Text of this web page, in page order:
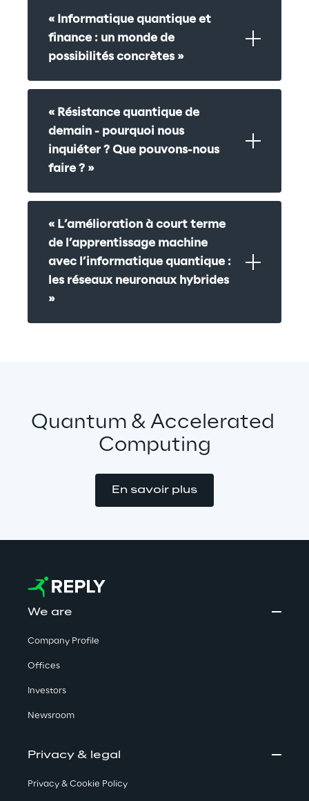
« Informatique quantique et
finance : un monde de
possibilités concrètes »
« Résistance quantique de
demain - pourquoi nous
inquiéter ? Que pouvons-nous
faire ? »
« L’amélioration à court terme
de l’apprentissage machine
avec l’informatique quantique :
les réseaux neuronaux hybrides
»
Quantum & Accelerated
Computing
En savoir plus
We are
Company Profile
Offices
Investors
Newsroom
Privacy & legal
Privacy & Cookie Policy